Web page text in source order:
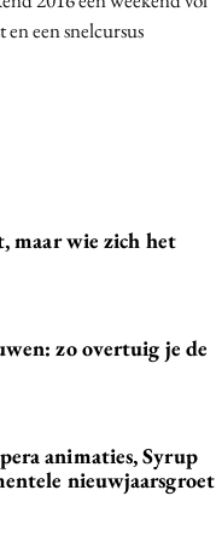
een snelcursus
maar wie zich het
zo overtuig je de
animaties, Syrup
nieuwjaarsgroet